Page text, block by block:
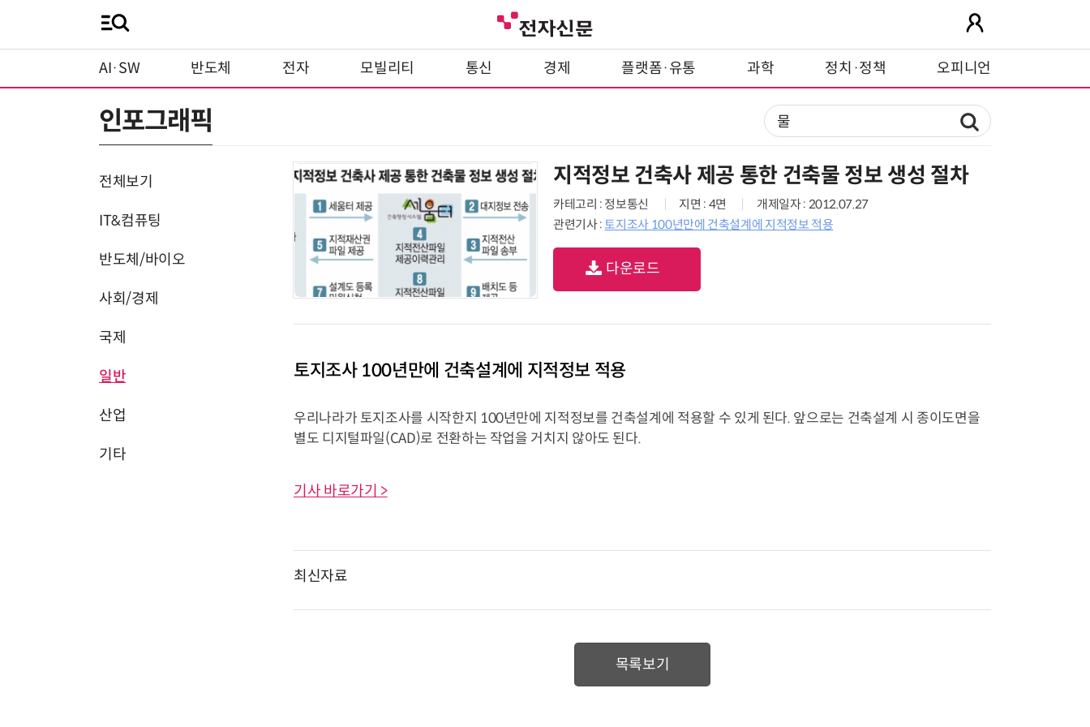
AI·SW 반도체 전자 모빌리티 통신 경제 플랫폼·유통 과학 정치·정책 오피니언
인포그래픽
전체보기
IT&컴퓨팅
반도체/바이오
사회/경제
국제
일반
산업
기타
지적정보 건축사 제공 통한 건축물 정보 생성 절차
카테고리 : 정보통신 지면 : 4면
개제일자 : 2012.07.27
관련기사 : 토지조사 100년만에 건축설계에 지적정보 적용
다운로드
토지조사 100년만에 건축설계에 지적정보 적용
우리나라가 토지조사를 시작한지 100년만에 지적정보를 건축설계에 적용할 수 있게 된다. 앞으로는 건축설계 시 종이도면을
별도 디지털파일(CAD)로 전환하는 작업을 거치지 않아도 된다.
기사 바로가기 >
최신자료
목록보기